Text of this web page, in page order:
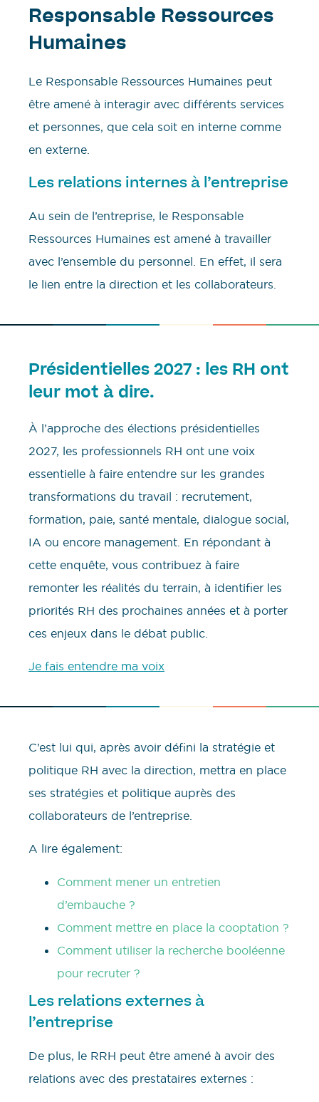
Responsable Ressources
Humaines
Le Responsable Ressources Humaines peut
être amené à interagir avec différents services
et personnes, que cela soit en interne comme
en externe.
Les relations internes à l’entreprise
Au sein de l’entreprise, le Responsable
Ressources Humaines est amené à travailler
avec l’ensemble du personnel. En effet, il sera
le lien entre la direction et les collaborateurs.
Présidentielles 2027 : les RH ont
leur mot à dire.
À l’approche des élections présidentielles
2027, les professionnels RH ont une voix
essentielle à faire entendre sur les grandes
transformations du travail : recrutement,
formation, paie, santé mentale, dialogue social,
IA ou encore management. En répondant à
cette enquête, vous contribuez à faire
remonter les réalités du terrain, à identifier les
priorités RH des prochaines années et à porter
ces enjeux dans le débat public.
Je fais entendre ma voix
C’est lui qui, après avoir défini la stratégie et
politique RH avec la direction, mettra en place
ses stratégies et politique auprès des
collaborateurs de l’entreprise.
A lire également:
Comment mener un entretien
d’embauche ?
Comment mettre en place la cooptation ?
Comment utiliser la recherche booléenne
pour recruter ?
Les relations externes à
l’entreprise
De plus, le RRH peut être amené à avoir des
relations avec des prestataires externes :